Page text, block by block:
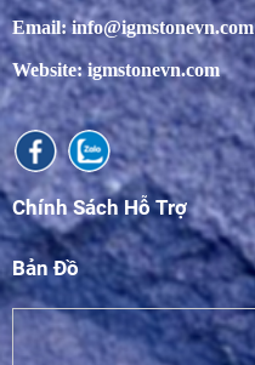
Email: info@igmstonevn.com
Website: igmstonevn.com
Chính Sách Hỗ Trợ
Bản Đồ